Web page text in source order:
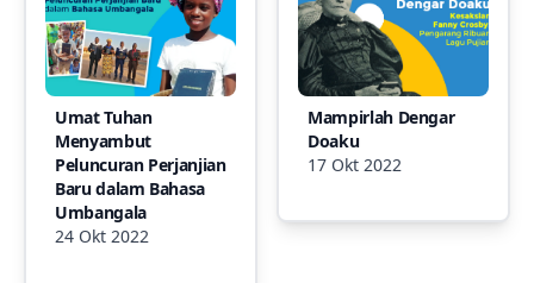
Umat Tuhan
Menyambut
Peluncuran Perjanjian
Baru dalam Bahasa
Umbangala
24 Okt 2022
Mampirlah Dengar
Doaku
17 Okt 2022